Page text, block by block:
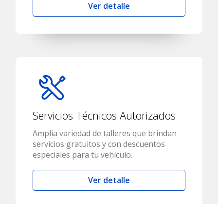
Ver detalle
Servicios Técnicos Autorizados
Amplia variedad de talleres que brindan
servicios gratuitos y con descuentos
especiales para tu vehículo.
Ver detalle